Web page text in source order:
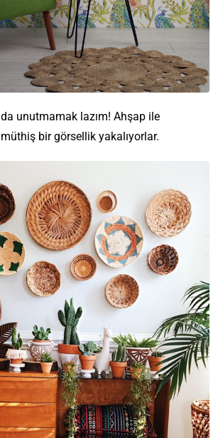
da unutmamak lazım! Ahşap ile
bir görsellik yakalıyorlar.